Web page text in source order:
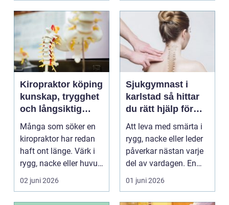
Kiropraktor köping
kunskap, trygghet
och långsiktig
hjälp för ryggen
Många som söker en
kiropraktor har redan
haft ont länge. Värk i
rygg, nacke eller huvud
blir lätt en...
02 juni 2026
Sjukgymnast i
karlstad så hittar
du rätt hjälp för
smärta och besvär
Att leva med smärta i
rygg, nacke eller leder
påverkar nästan varje
del av vardagen. En
person som s...
01 juni 2026